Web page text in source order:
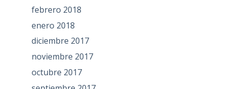
febrero 2018
enero 2018
diciembre 2017
noviembre 2017
octubre 2017